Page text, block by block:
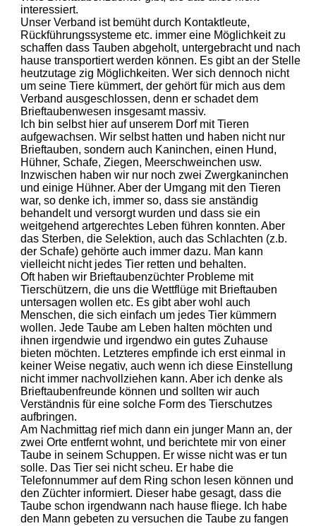
interessiert.
Unser Verband ist bemüht durch Kontaktleute,
Rückführungssysteme etc. immer eine Möglichkeit zu
schaffen dass Tauben abgeholt, untergebracht und nach
hause transportiert werden können. Es gibt an der Stelle
heutzutage zig Möglichkeiten. Wer sich dennoch nicht
um seine Tiere kümmert, der gehört für mich aus dem
Verband ausgeschlossen, denn er schadet dem
Brieftaubenwesen insgesamt massiv.
Ich bin selbst hier auf unserem Dorf mit Tieren
aufgewachsen. Wir selbst hatten und haben nicht nur
Brieftauben, sondern auch Kaninchen, einen Hund,
Hühner, Schafe, Ziegen, Meerschweinchen usw.
Inzwischen haben wir nur noch zwei Zwergkaninchen
und einige Hühner. Aber der Umgang mit den Tieren
war, so denke ich, immer so, dass sie anständig
behandelt und versorgt wurden und dass sie ein
weitgehend artgerechtes Leben führen konnten. Aber
das Sterben, die Selektion, auch das Schlachten (z.b.
der Schafe) gehörte auch immer dazu. Man kann
vielleicht nicht jedes Tier retten und behalten.
Oft haben wir Brieftaubenzüchter Probleme mit
Tierschützern, die uns die Wettflüge mit Brieftauben
untersagen wollen etc. Es gibt aber wohl auch
Menschen, die sich einfach um jedes Tier kümmern
wollen. Jede Taube am Leben halten möchten und
ihnen irgendwie und irgendwo ein gutes Zuhause
bieten möchten. Letzteres empfinde ich erst einmal in
keiner Weise negativ, auch wenn ich diese Einstellung
nicht immer nachvollziehen kann. Aber ich denke als
Brieftaubenfreunde können und sollten wir auch
Verständnis für eine solche Form des Tierschutzes
aufbringen.
Am Nachmittag rief mich dann ein junger Mann an, der
zwei Orte entfernt wohnt, und berichtete mir von einer
Taube in seinem Schuppen. Er wisse nicht was er tun
solle. Das Tier sei nicht scheu. Er habe die
Telefonnummer auf dem Ring schon lesen können und
den Züchter informiert. Dieser habe gesagt, dass die
Taube schon irgendwann nach hause fliege. Ich habe
den Mann gebeten zu versuchen die Taube zu fangen